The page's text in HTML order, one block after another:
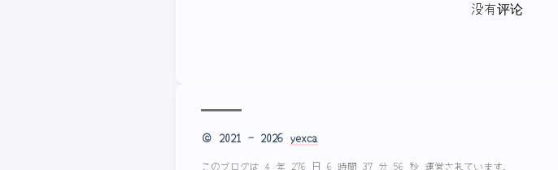
没有评论
© 2021 - 2026 yexca
このブログは 4 年 276 日 6 時間 37 分 56 秒 運営されています。